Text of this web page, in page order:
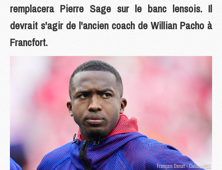
remplacera Pierre Sage sur le banc lensois. Il
devrait s'agir de l'ancien coach de Willian Pacho à
Francfort.